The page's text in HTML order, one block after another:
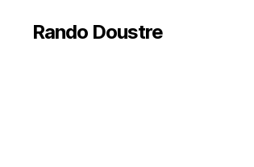
Rando Doustre